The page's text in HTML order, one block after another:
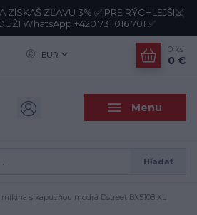
ZÍSKAŠ ZĽAVU 3% ✅ PRE RÝCHLEJŠIU
WhatsApp +420 731 016 701 ✅
Menu
EUR
Hľadať
0 ks
0 €
mikina s kapucňou modrá Dstreet BX5108 XL